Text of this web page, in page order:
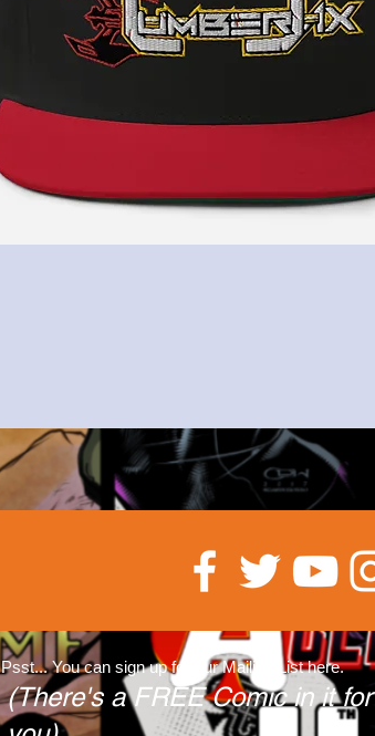
Psst... You can sign up for our Mailing List here.
(There's a FREE Comic in it for